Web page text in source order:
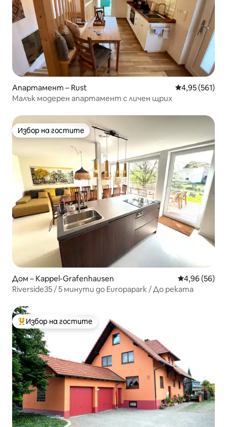
Апартамент – Rust Средна
4,95 (561)
Малък модерен апартамент с личен щрих
Избор на гостите
Избор на гостите
Дом – Kappel-Grafenhausen Средна
4,96 (56)
Riverside35 / 5 минути до Europapark / До реката
Най-популярен избор на гостите
Избор на гостите